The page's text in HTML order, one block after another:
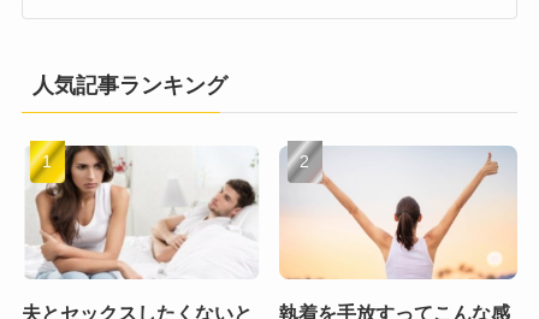
人気記事ランキング
夫とセックスしたくないと
執着を手放すってこんな感